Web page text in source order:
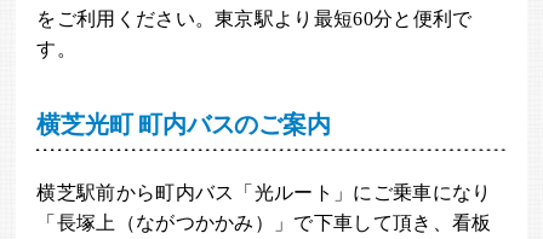
をご利用ください。東京駅より最短60分と便利で
す。
横芝光町 町内バスのご案内
横芝駅前から町内バス「光ルート」にご乗車になり
「長塚上（ながつかかみ）」で下車して頂き、看板